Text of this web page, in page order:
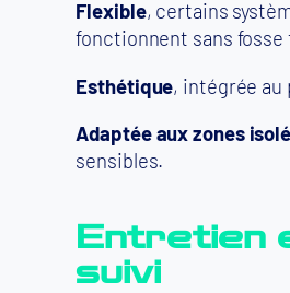
Flexible, certains
fonctionnent sans fosse
Esthétique, intégrée au
Adaptée aux zones
sensibles.
Entretien
suivi